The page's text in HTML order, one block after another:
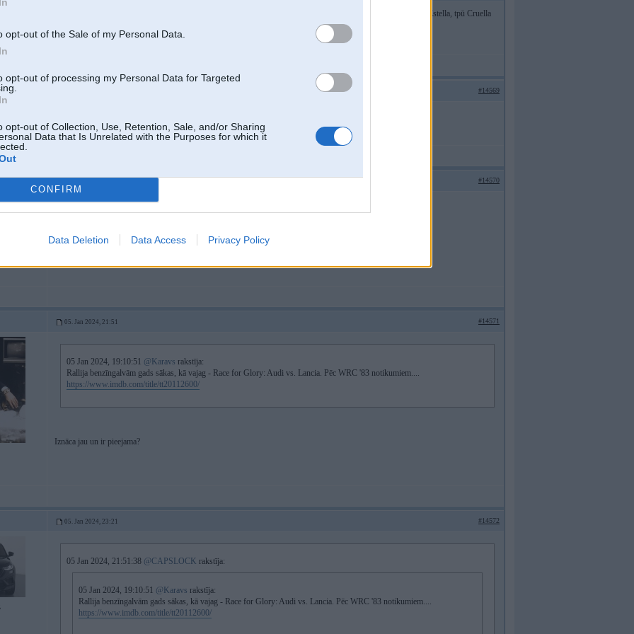
opt-out of the Sale of my Personal Data.
opt-out of processing my Personal Data for Targeted
opt-out of Collection, Use, Retention, Sale, and/or Sharing
Data that Is Unrelated with the Purposes for which it
CONFIRM
Data Deletion Data Access Privacy Policy
Neticējās, ka noskatīšos šādu žanru, bet aizslīdēja... interesanti personāži, labi nopakoti kostīmi, gaumīgi teksti - Estella, tpū Cruella
https://www.imdb.com/title/tt3228774/
#14569
https://www.imdb.com/title/tt20112600/
#14570
Laba filma par nopietnu tēmu/problēmu.
Sound of freedom
05. Jan 2024, 21:51 #14571
05 Jan 2024, 19:10:51 @Karavs rakstīja:
Rallija benzīngalvām gads sākas, kā vajag - Race for Glory: Audi vs. Lancia. Pēc WRC '83 notikumiem....
https://www.imdb.com/title/tt20112600/
Iznāca jau un ir pieejama?
05. Jan 2024, 23:21 #14572
05 Jan 2024, 21:51:38 @CAPSLOCK rakstīja:
05 Jan 2024, 19:10:51 @Karavs rakstīja:
Rallija benzīngalvām gads sākas, kā vajag - Race for Glory: Audi vs. Lancia. Pēc WRC '83 notikumiem....
https://www.imdb.com/title/tt20112600/